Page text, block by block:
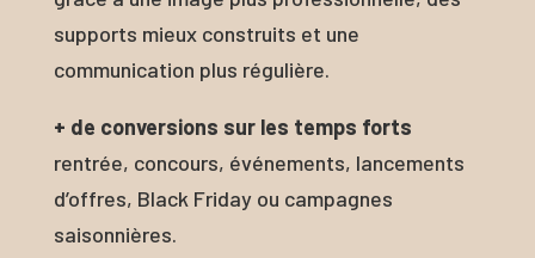
supports mieux construits et une
communication plus régulière.
+ de conversions sur les temps forts
rentrée, concours, événements, lancements
d’offres, Black Friday ou campagnes
saisonnières.